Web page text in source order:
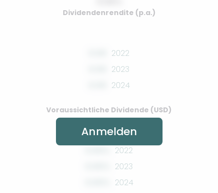
Dividendenrendite (p.a.)
2022
2023
2024
Voraussichtliche Dividende (USD)
2022
2023
2024
Anmelden